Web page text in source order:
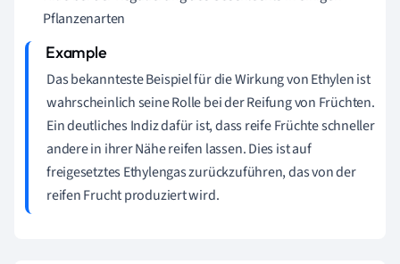
Pflanzenarten
Das bekannteste Beispiel für die Wirkung von Ethylen ist
wahrscheinlich seine Rolle bei der Reifung von Früchten.
Ein deutliches Indiz dafür ist, dass reife Früchte schneller
andere in ihrer Nähe reifen lassen. Dies ist auf
freigesetztes Ethylengas zurückzuführen, das von der
reifen Frucht produziert wird.